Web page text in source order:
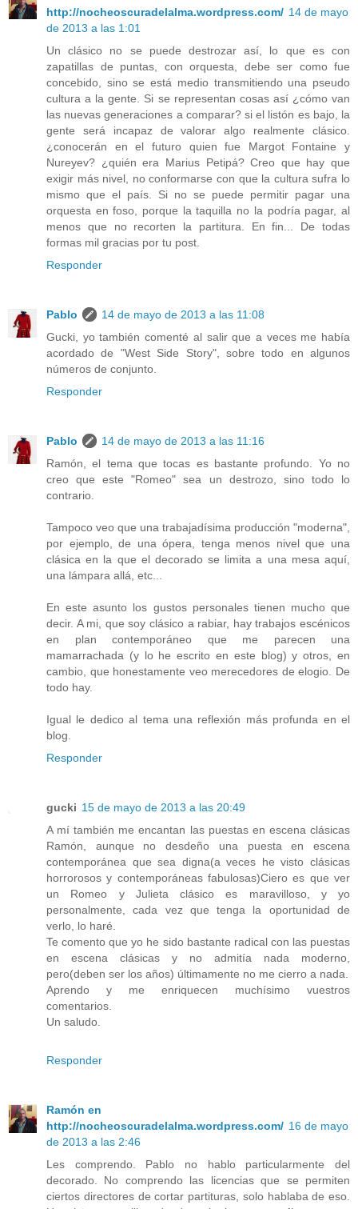
http://nocheoscuradelalma.wordpress.com/ 14 de mayo
de 2013 a las 1:01
Un clásico no se puede destrozar así, lo que es con
zapatillas de puntas, con orquesta, debe ser como fue
concebido, sino se está medio transmitiendo una pseudo
cultura a la gente. Si se representan cosas así ¿cómo van
las nuevas generaciones a comparar? si el listón es bajo, la
gente será incapaz de valorar algo realmente clásico.
¿conocerán en el futuro quien fue Margot Fontaine y
Nureyev? ¿quién era Marius Petipá? Creo que hay que
exigir más nivel, no conformarse con que la cultura sufra lo
mismo que el país. Si no se puede permitir pagar una
orquesta en foso, porque la taquilla no la podría pagar, al
menos que no recorten la partitura. En fin... De todas
formas mil gracias por tu post.
Responder
Pablo
14 de mayo de 2013 a las 11:08
Gucki, yo también comenté al salir que a veces me había
acordado de "West Side Story", sobre todo en algunos
números de conjunto.
Responder
Pablo
14 de mayo de 2013 a las 11:16
Ramón, el tema que tocas es bastante profundo. Yo no
creo que este "Romeo" sea un destrozo, sino todo lo
contrario.
Tampoco veo que una trabajadísima producción "moderna",
por ejemplo, de una ópera, tenga menos nivel que una
clásica en la que el decorado se limita a una mesa aquí,
una lámpara allá, etc...
En este asunto los gustos personales tienen mucho que
decir. A mi, que soy clásico a rabiar, hay trabajos escénicos
en plan contemporáneo que me parecen una
mamarrachada (y lo he escrito en este blog) y otros, en
cambio, que honestamente veo merecedores de elogio. De
todo hay.
Igual le dedico al tema una reflexión más profunda en el
blog.
Responder
gucki 15 de mayo de 2013 a las 20:49
A mí también me encantan las puestas en escena clásicas
Ramón, aunque no desdeño una puesta en escena
contemporánea que sea digna(a veces he visto clásicas
horrorosos y contemporáneas fabulosas)Ciero es que ver
un Romeo y Julieta clásico es maravilloso, y yo
personalmente, cada vez que tenga la oportunidad de
verlo, lo haré.
Te comento que yo he sido bastante radical con las puestas
en escena clásicas y no admitía nada moderno,
pero(deben ser los años) últimamente no me cierro a nada.
Aprendo y me enriquecen muchísimo vuestros
comentarios.
Un saludo.
Responder
Ramón en
http://nocheoscuradelalma.wordpress.com/ 16 de mayo
de 2013 a las 2:46
Les comprendo. Pablo no hablo particularmente del
decorado. No comprendo las licencias que se permiten
ciertos directores de cortar partituras, solo hablaba de eso.